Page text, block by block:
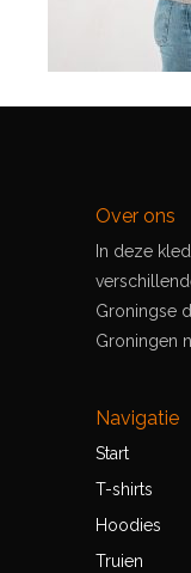
Over ons
In deze
Groningse
Groningen
Navigatie
Start
T-shirts
Hoodies
Truien